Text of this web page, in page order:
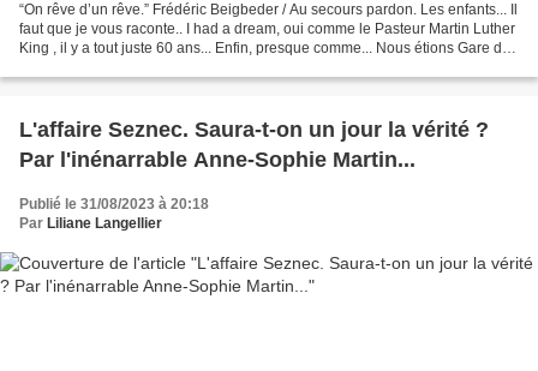
“On rêve d’un rêve.” Frédéric Beigbeder / Au secours pardon. Les enfants... Il
faut que je vous raconte.. I had a dream, oui comme le Pasteur Martin Luther
King , il y a tout juste 60 ans... Enfin, presque comme... Nous étions Gare de
L'affaire Seznec. Saura-t-on un jour la vérité ?
Par l'inénarrable Anne-Sophie Martin...
Publié le 31/08/2023 à 20:18
Par Liliane Langellier